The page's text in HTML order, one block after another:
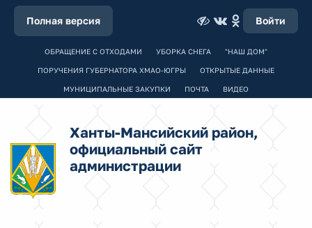
Полная версия Войти
ОБРАЩЕНИЕ С ОТХОДАМИ УБОРКА СНЕГА "НАШ ДОМ"
ПОРУЧЕНИЯ ГУБЕРНАТОРА ХМАО-ЮГРЫ ОТКРЫТЫЕ ДАННЫЕ
МУНИЦИПАЛЬНЫЕ ЗАКУПКИ ПОЧТА ВИДЕО
Ханты-Мансийский район,
официальный сайт
администрации